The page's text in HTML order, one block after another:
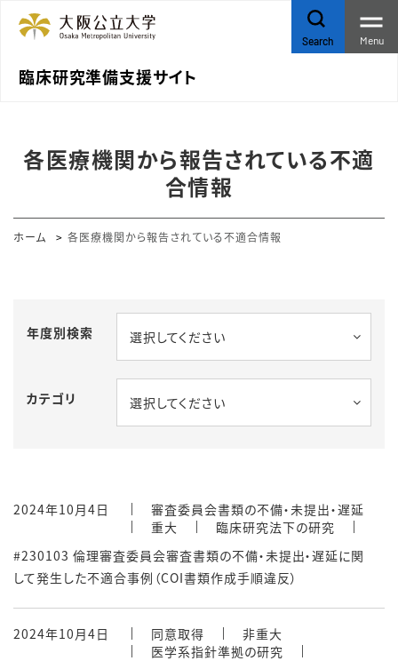
臨床研究準備支援サイト
Search Menu
各医療機関から報告されている不適
合情報
ホーム 各医療機関から報告されている不適合情報
年度別検索 選択してください
カテゴリ 選択してください
2024年10月4日
審査委員会書類の不備・未提出・遅延
重大
臨床研究法下の研究
#230103 倫理審査委員会審査書類の不備・未提出・遅延に関
して発生した不適合事例（COI書類作成手順違反）
2024年10月4日 同意取得
非重大
医学系指針準拠の研究